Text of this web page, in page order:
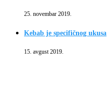
25. novembar 2019.
Kebab je specifičnog ukusa
15. avgust 2019.